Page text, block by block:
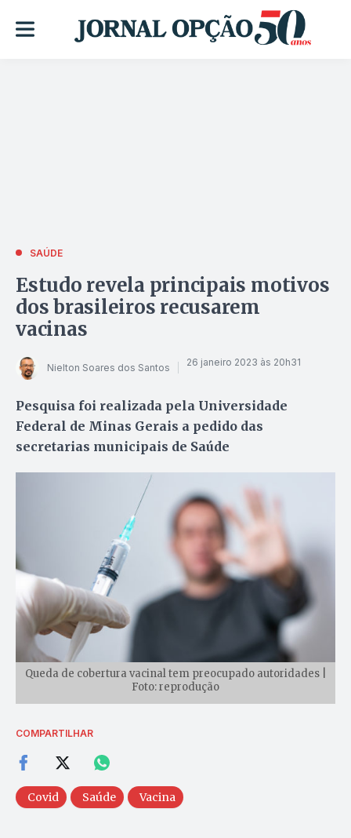
SAÚDE
Estudo revela principais motivos
dos brasileiros recusarem
vacinas
Nielton Soares dos Santos 26 janeiro 2023 às 20h31
Pesquisa foi realizada pela Universidade
Federal de Minas Gerais a pedido das
secretarias municipais de Saúde
Queda de cobertura vacinal tem preocupado autoridades |
Foto: reprodução
COMPARTILHAR
Covid Saúde Vacina